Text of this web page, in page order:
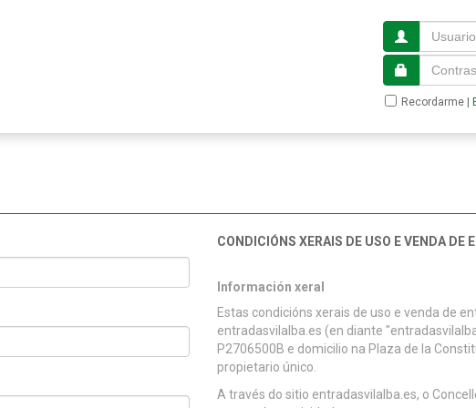
Recordarme
CONDICIÓNS XERAIS DE USO E VENDA DE
Información xeral
Estas condicións xerais de uso e venda de
entradasvilalba.es (en diante
P2706500B e domicilio na Plaza de la
propietario único.
A través do sitio entradasvilalba.es, o